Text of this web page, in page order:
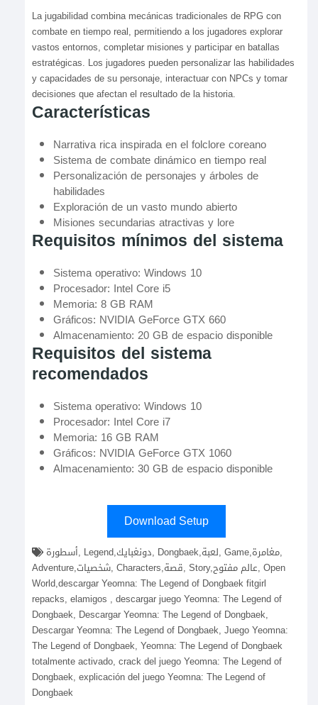
La jugabilidad combina mecánicas tradicionales de RPG con
combate en tiempo real, permitiendo a los jugadores explorar
vastos entornos, completar misiones y participar en batallas
estratégicas. Los jugadores pueden personalizar las habilidades
y capacidades de su personaje, interactuar con NPCs y tomar
decisiones que afectan el resultado de la historia.
Características
Narrativa rica inspirada en el folclore coreano
Sistema de combate dinámico en tiempo real
Personalización de personajes y árboles de
habilidades
Exploración de un vasto mundo abierto
Misiones secundarias atractivas y lore
Requisitos mínimos del sistema
Sistema operativo: Windows 10
Procesador: Intel Core i5
Memoria: 8 GB RAM
Gráficos: NVIDIA GeForce GTX 660
Almacenamiento: 20 GB de espacio disponible
Requisitos del sistema
recomendados
Sistema operativo: Windows 10
Procesador: Intel Core i7
Memoria: 16 GB RAM
Gráficos: NVIDIA GeForce GTX 1060
Almacenamiento: 30 GB de espacio disponible
Download Setup
Adventure,شخصيات, Characters,قصة, Story,عالم مفتوح, Open
World,descargar Yeomna: The Legend of Dongbaek fitgirl
repacks, elamigos , descargar juego Yeomna: The Legend of
Dongbaek, Descargar Yeomna: The Legend of Dongbaek,
Descargar Yeomna: The Legend of Dongbaek, Juego Yeomna:
The Legend of Dongbaek, Yeomna: The Legend of Dongbaek
totalmente activado, crack del juego Yeomna: The Legend of
Dongbaek, explicación del juego Yeomna: The Legend of
Dongbaek